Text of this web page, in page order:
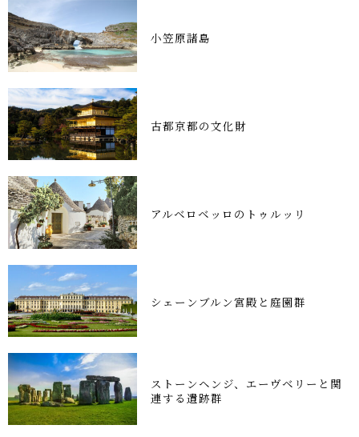
小笠原諸島
古都京都の文化財
アルベロベッロのトゥルッリ
シェーンブルン宮殿と庭園群
ストーンヘンジ、エーヴベリーと関
連する遺跡群